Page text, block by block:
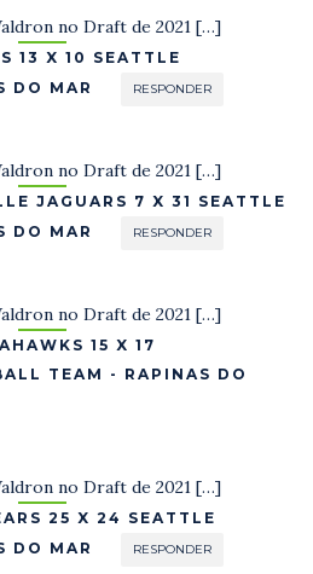
no Draft de 2021 […]
13 X 10 SEATTLE
DO MAR
RESPONDER
no Draft de 2021 […]
JAGUARS 7 X 31 SEATTLE
DO MAR
RESPONDER
no Draft de 2021 […]
15 X 17
TEAM - RAPINAS DO
no Draft de 2021 […]
25 X 24 SEATTLE
DO MAR
RESPONDER